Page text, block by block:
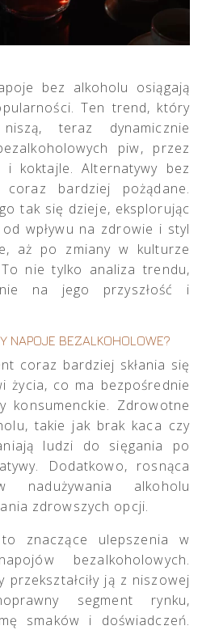
bez alkoholu osiągają
Ten trend, który
teraz dynamicznie
piw, przez
koktajle. Alternatywy bez
bardziej pożądane.
tak się dzieje, eksplorując
wpływu na zdrowie i styl
aż po zmiany w kulturze
nie tylko analiza trendu,
na jego przyszłość i
NAPOJE BEZALKOHOLOWE?
coraz bardziej skłania się
życia, co ma bezpośrednie
konsumenckie. Zdrowotne
takie jak brak kaca czy
ludzi do sięgania po
Dodatkowo, rosnąca
nadużywania alkoholu
zdrowszych opcji.
znaczące ulepszenia w
bezalkoholowych.
ją z niszowej
segment rynku,
smaków i doświadczeń.